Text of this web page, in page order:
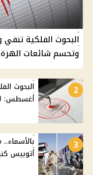
البحوث الفلكية
وتحسم شائعات الهزة
2
أغسطس:
3
أتوبيس